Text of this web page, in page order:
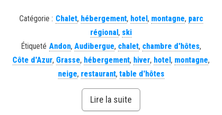
Catégorie : Chalet, hébergement, hotel , montagne, parc
régional , ski
Étiqueté Andon, Audibergue, chalet, chambre d'hôtes,
Côte d'Azur, Grasse, hébergement, hiver, hotel , montagne,
neige, restaurant, table d'hôtes
Lire la suite